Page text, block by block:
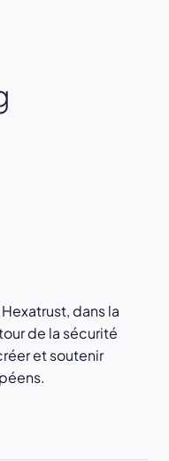
dans la
de la sécurité
et soutenir